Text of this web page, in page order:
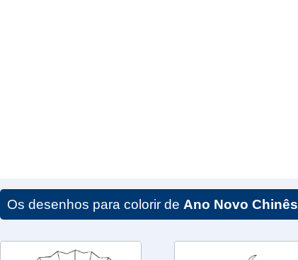
Os desenhos para colorir de Ano Novo Chinês